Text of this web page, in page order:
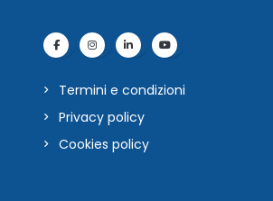
Termini e condizioni
Privacy policy
Cookies policy